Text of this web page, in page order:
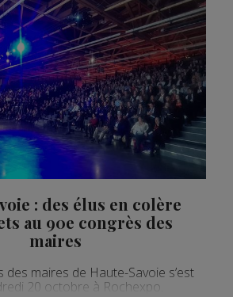
: des élus en colère
au 90e congrès des
maires
des maires de Haute-Savoie s’est
20 octobre à Rochexpo.